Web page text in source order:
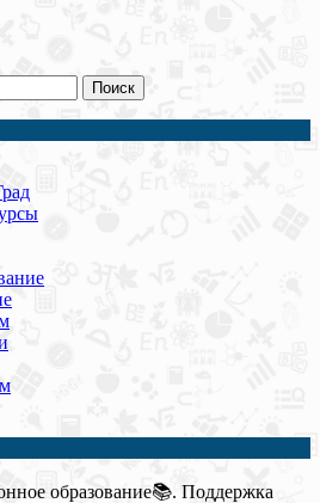
образование📚. Поддержка